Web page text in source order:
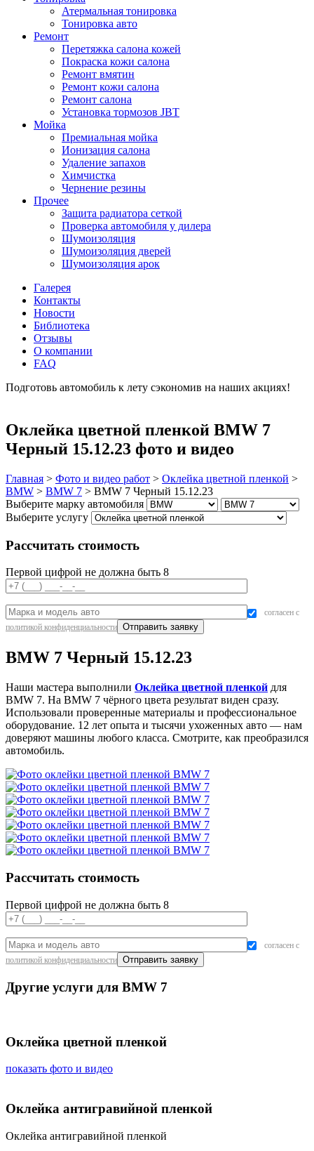
Атермальная тонировка
Тонировка авто
Ремонт
Перетяжка салона кожей
Покраска кожи салона
Ремонт вмятин
Ремонт кожи салона
Ремонт салона
Установка тормозов JBT
Мойка
Премиальная мойка
Ионизация салона
Удаление запахов
Химчистка
Чернение резины
Прочее
Защита радиатора сеткой
Проверка автомобиля у дилера
Шумоизоляция
Шумоизоляция дверей
Шумоизоляция арок
Галерея
Контакты
Новости
Библиотека
Отзывы
О компании
FAQ
Подготовь автомобиль к лету сэкономив на наших акциях!
Оклейка цветной пленкой BMW 7
Черный 15.12.23 фото и видео
Главная > Фото и видео работ > Оклейка цветной пленкой >
BMW > BMW 7 > BMW 7 Черный 15.12.23
Выберите марку автомобиля
Выберите услугу
Рассчитать стоимость
Первой цифрой не должна быть 8
согласен с
политикой конфиденциальности
BMW 7 Черный 15.12.23
Наши мастера выполнили Оклейка цветной пленкой для
BMW 7. На BMW 7 чёрного цвета результат виден сразу.
Использовали проверенные материалы и профессиональное
оборудование. 12 лет опыта и тысячи ухоженных авто — нам
доверяют машины любого класса. Смотрите, как преобразился
автомобиль.
Рассчитать стоимость
Первой цифрой не должна быть 8
согласен с
политикой конфиденциальности
Другие услуги для BMW 7
Оклейка цветной пленкой
показать фото и видео
Оклейка антигравийной пленкой
Оклейка антигравийной пленкой